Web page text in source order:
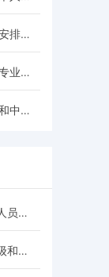
收藏！2024年上半年银行从业考试安排及题型题量
关于推迟举行2022年下半年银行业专业人员职业资格考试的公告
2022年下半年银行业专业人员初级和中级职业资格考试报名公告
关于做好2026年度银行职业资格技术人员考试工作计划及有关事项的通知
关于2024年下半年银行业专业人员初级和中级职业资格考试报名的公告